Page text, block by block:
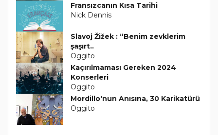
Fransızcanın Kısa Tarihi
Nick Dennis
Slavoj Žižek : “Benim zevklerim
şaşırt..
Oggito
Kaçırılmaması Gereken 2024
Konserleri
Oggito
Mordillo'nun Anısına, 30 Karikatürü
Oggito